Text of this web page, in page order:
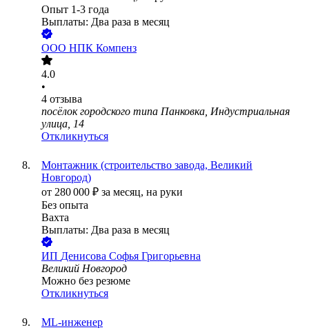
Опыт 1-3 года
Выплаты: Два раза в месяц
ООО НПК Компенз
4.0
•
4 отзыва
посёлок городского типа Панковка, Индустриальная
улица, 14
Откликнуться
Монтажник (строительство завода, Великий
Новгород)
от 280 000 ₽ за месяц, на руки
Без опыта
Вахта
Выплаты: Два раза в месяц
ИП Денисова Софья Григорьевна
Великий Новгород
Можно без резюме
Откликнуться
ML-инженер